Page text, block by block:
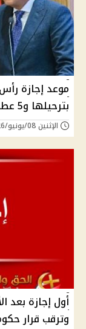
بترحيلها و5 عطلات رسمية متبقية هذا العام
الإثنين 08/يونيو/2026 - 12:00 م
وترقب قرار